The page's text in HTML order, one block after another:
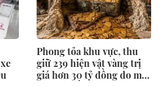
Phong tỏa khu vực, thu
giữ 239 hiện vật vàng trị
giá hơn 30 tỷ đồng do một